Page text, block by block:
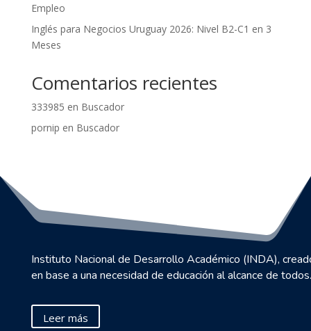
Empleo
Inglés para Negocios Uruguay 2026: Nivel B2-C1 en 3
Meses
Comentarios recientes
333985 en Buscador
pornip en Buscador
Instituto Nacional de Desarrollo Académico (INDA),
en base a una necesidad de educación al alcance de todos.
Leer más